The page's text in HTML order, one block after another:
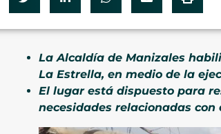
La Alcaldía de Manizales
La Estrella, en medio de la
El lugar está dispuesto para
necesidades relacionadas con